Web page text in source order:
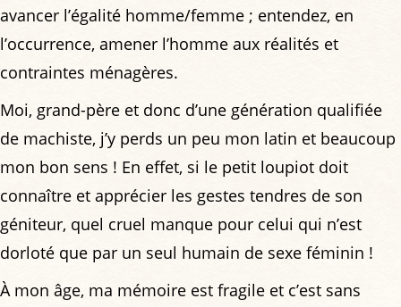
avancer l’égalité homme/femme ; entendez, en
l’occurrence, amener l’homme aux réalités et
contraintes ménagères.
Moi, grand-père et donc d’une génération qualifiée
de machiste, j’y perds un peu mon latin et beaucoup
mon bon sens ! En effet, si le petit loupiot doit
connaître et apprécier les gestes tendres de son
géniteur, quel cruel manque pour celui qui n’est
dorloté que par un seul humain de sexe féminin !
À mon âge, ma mémoire est fragile et c’est sans